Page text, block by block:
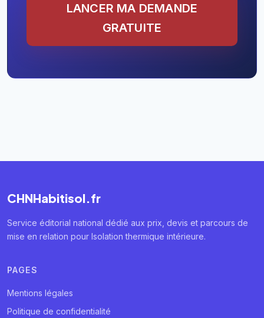
LANCER MA DEMANDE
GRATUITE
CHNHabitisol.fr
Service éditorial national dédié aux prix, devis et parcours de
mise en relation pour Isolation thermique intérieure.
PAGES
Mentions légales
Politique de confidentialité